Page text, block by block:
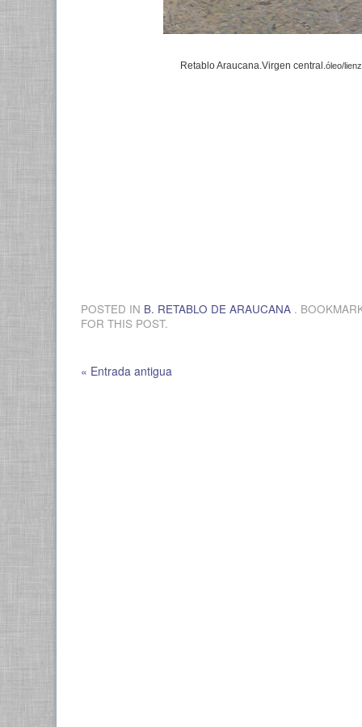
Retablo Araucana.Virgen central.óleo/
POSTED IN B. RETABLO DE ARAUCANA .
FOR THIS POST.
« Entrada antigua